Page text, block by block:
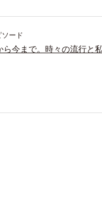
ード
ら今まで。時々の流行と